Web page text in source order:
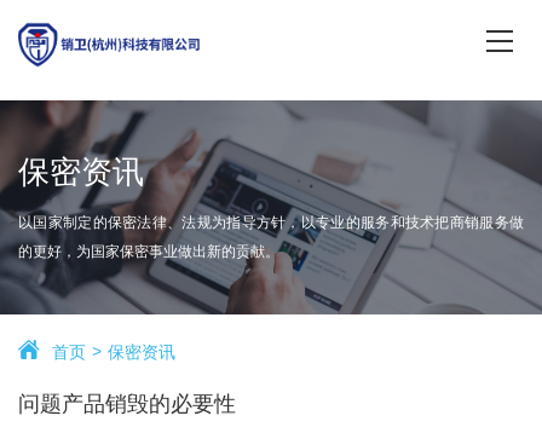
保密资讯
以国家制定的保密法律、法规为指导方针，以专业的服务和技术把商销服务做
的更好，为国家保密事业做出新的贡献。
首页 保密资讯
问题产品销毁的必要性